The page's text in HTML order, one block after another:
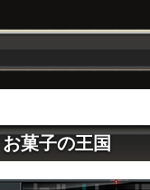
お菓子の王国